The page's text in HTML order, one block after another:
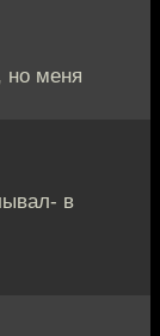
но меня
в